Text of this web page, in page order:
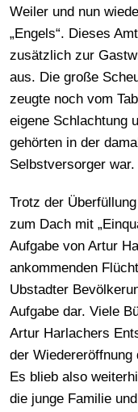
Weiler und nun
„Engels“. Dieses
zusätzlich zur
aus. Die große
zeugte noch vom
eigene Schlachtung
gehörten in der
Selbstversorger war.
Trotz der
zum Dach mit
Aufgabe von Artur
ankommenden
Ubstadter
Aufgabe dar. Viele
Artur Harlachers
der
Es blieb also
die junge Familie